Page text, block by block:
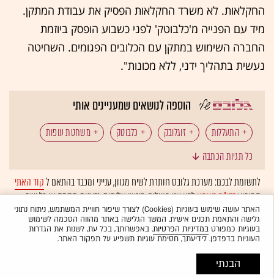
החקלאות. לא משרד החקלאות הפסיק את עבודת המתקן.
מיד עם הפנייה מ'כלבוטק' לפני כשבוע הופסק ביוזמת
החברה השימוש במתקן עם הכלובים הפגומים. השחיטה
נעשית בתהליך ידני, ללא מכונות".
הוספה לנושאים שמעניינים אותי
התעללות זוגלובק כלבוטק משחטת עופות
משרד החקלאות
כל תגיות הכתבה
לתשומת לבכם: מערכת גלובס חותרת לשיח מגוון, ענייני ומכבד בהתאם לקוד האתי
המופיעבדו"ח האמוןלפיו אנו פועלים. ביטויי אלימות, גזענות, הסתה או כל שיח
בלתי הולם אחר מסוננים בצורהאוטומטיתולא יפורסמו באתר.
האתר עושה שימוש בעוגיות (Cookies) לצורך שיפור חוויית המשתמש, ניתוח נתוני
גלישה והתאמת תכנים אישית. המשך הגלישה באתר מהווה הסכמה לשימוש
בעוגיות כמפורטבמדיניות הפרטיות. באפשרותך, בכל עת, לשנות את הגדרות
העוגיות בדפדפן. לידיעתך, חסימת עוגיות תשפיע על תפקוד האתר.
הבנתי